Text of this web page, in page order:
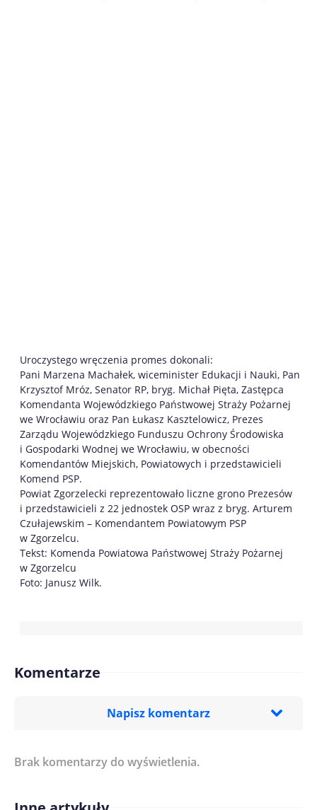
Uroczystego wręczenia promes dokonali:
Pani Marzena Machałek, wiceminister Edukacji i Nauki, Pan
Krzysztof Mróz, Senator RP, bryg. Michał Pięta, Zastępca
Komendanta Wojewódzkiego Państwowej Straży Pożarnej
we Wrocławiu oraz Pan Łukasz Kasztelowicz, Prezes
Zarządu Wojewódzkiego Funduszu Ochrony Środowiska
i Gospodarki Wodnej we Wrocławiu, w obecności
Komendantów Miejskich, Powiatowych i przedstawicieli
Komend PSP.
Powiat Zgorzelecki reprezentowało liczne grono Prezesów
i przedstawicieli z 22 jednostek OSP wraz z bryg. Arturem
Czułajewskim – Komendantem Powiatowym PSP
w Zgorzelcu.
Tekst: Komenda Powiatowa Państwowej Straży Pożarnej
w Zgorzelcu
Foto: Janusz Wilk.
Komentarze
Napisz komentarz
Imię/ Nick*
Brak komentarzy do wyświetlenia.